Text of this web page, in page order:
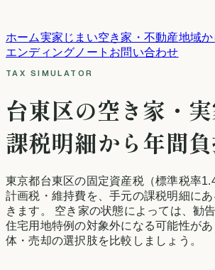
ホーム実家じまい空き家・不動産地域
エンディングノート お問い合わせ
TAX SIMULATOR
台東区の空き家・
課税明細から年間
東京都台東区の固定資産税（標準税率
計画税・維持費を、手元の課税明細に
きます。 空き家の状態によっては、勧
住宅用地特例の対象外になる可能性が
体・売却の選択肢を比較しましょう。